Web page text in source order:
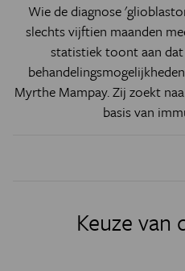
Wie de diagnose
slechts vijftien maanden
statistiek toont aan
Myrthe Mampay. Zij zoekt
basis van
Keuze van